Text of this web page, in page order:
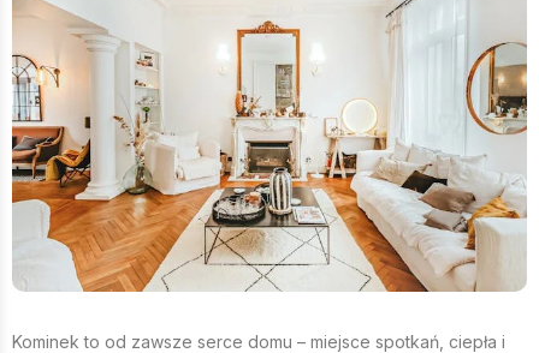
Kominek to od zawsze serce domu – miejsce spotkań, ciepła i